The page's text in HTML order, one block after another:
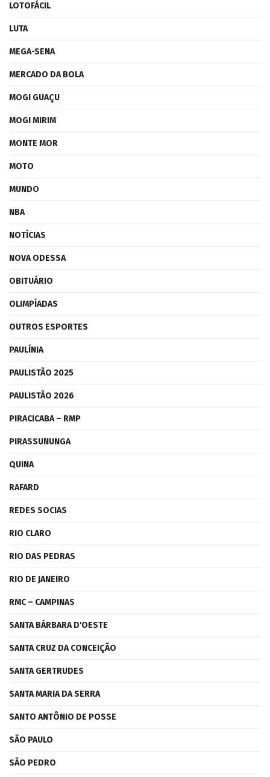
LOTOFÁCIL
LUTA
MEGA-SENA
MERCADO DA BOLA
MOGI GUAÇU
MOGI MIRIM
MONTE MOR
MOTO
MUNDO
NBA
NOTÍCIAS
NOVA ODESSA
OBITUÁRIO
OLIMPÍADAS
OUTROS ESPORTES
PAULÍNIA
PAULISTÃO 2025
PAULISTÃO 2026
PIRACICABA – RMP
PIRASSUNUNGA
QUINA
RAFARD
REDES SOCIAS
RIO CLARO
RIO DAS PEDRAS
RIO DE JANEIRO
RMC – CAMPINAS
SANTA BÁRBARA D'OESTE
SANTA CRUZ DA CONCEIÇÃO
SANTA GERTRUDES
SANTA MARIA DA SERRA
SANTO ANTÔNIO DE POSSE
SÃO PAULO
SÃO PEDRO